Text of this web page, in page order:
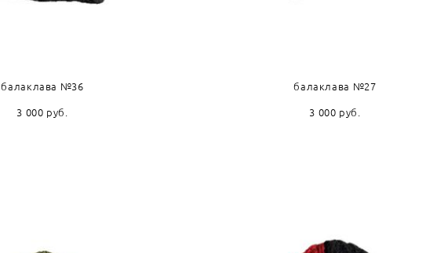
балаклава №36
3 000 pуб.
балаклава №27
3 000 pуб.